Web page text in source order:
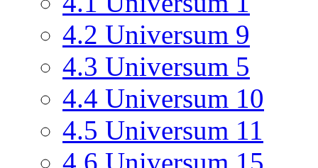
4.2 Universum 9
4.3 Universum 5
4.4 Universum 10
4.5 Universum 11
4.6 Universum 15